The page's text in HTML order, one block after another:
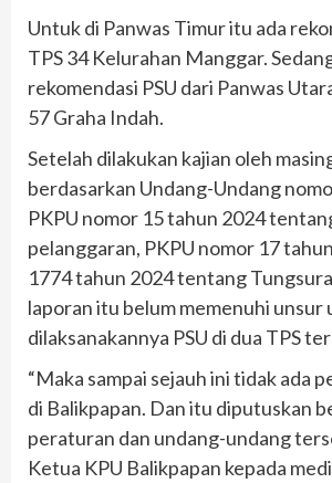
Untuk di Panwas Timur itu ada
TPS 34 Kelurahan Manggar.
rekomendasi PSU dari Panwas
57 Graha Indah.
Setelah dilakukan kajian oleh
berdasarkan Undang-Undang
PKPU nomor 15 tahun 2024
pelanggaran, PKPU nomor 17
1774 tahun 2024 tentang
laporan itu belum memenuhi unsur
dilaksanakannya PSU di dua TPS
“Maka sampai sejauh ini tidak ada
di Balikpapan. Dan itu diputuskan
peraturan dan undang-undang
Ketua KPU Balikpapan kepada